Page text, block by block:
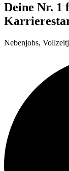
Deine Nr. 1
Nebenjobs,